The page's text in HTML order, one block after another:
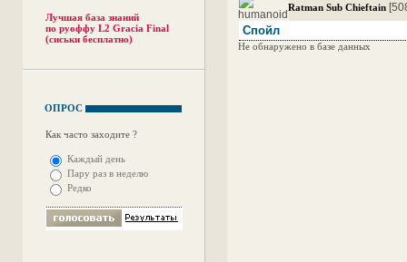
Лучшая база знаний
по руоффу L2 Gracia Final
(сиськи бесплатно)
ОПРОС
Как часто заходите ?
Каждый день
Пару раз в неделю
Редко
Ratman Sub Chieftain
Спойл
Не обнаружено в базе данных